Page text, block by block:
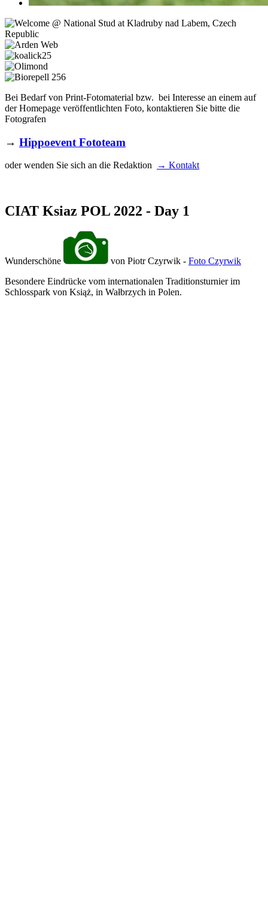
Bei Bedarf von Print-Fotomaterial bzw. bei Interesse an einem auf
der Homepage veröffentlichten Foto, kontaktieren Sie bitte die
Fotografen
→ Hippoevent Fototeam
oder wenden Sie sich an die Redaktion → Kontakt
CIAT Ksiaz POL 2022 - Day 1
Wunderschöne von Piotr Czyrwik - Foto Czyrwik
Besondere Eindrücke vom internationalen Traditionsturnier im
Schlosspark von Książ, in Wałbrzych in Polen.